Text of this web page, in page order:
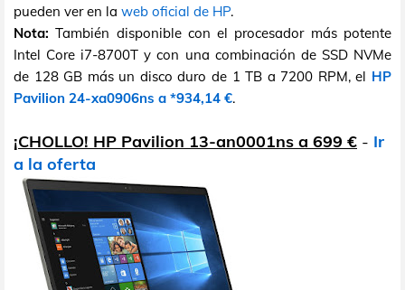
pueden ver en la web oficial de HP.
Nota: También disponible con el procesador más potente
Intel Core i7-8700T y con una combinación de SSD NVMe
de 128 GB más un disco duro de 1 TB a 7200 RPM, el HP
Pavilion 24-xa0906ns a *934,14 €.
¡CHOLLO! HP Pavilion 13-an0001ns a 699 € - Ir
a la oferta